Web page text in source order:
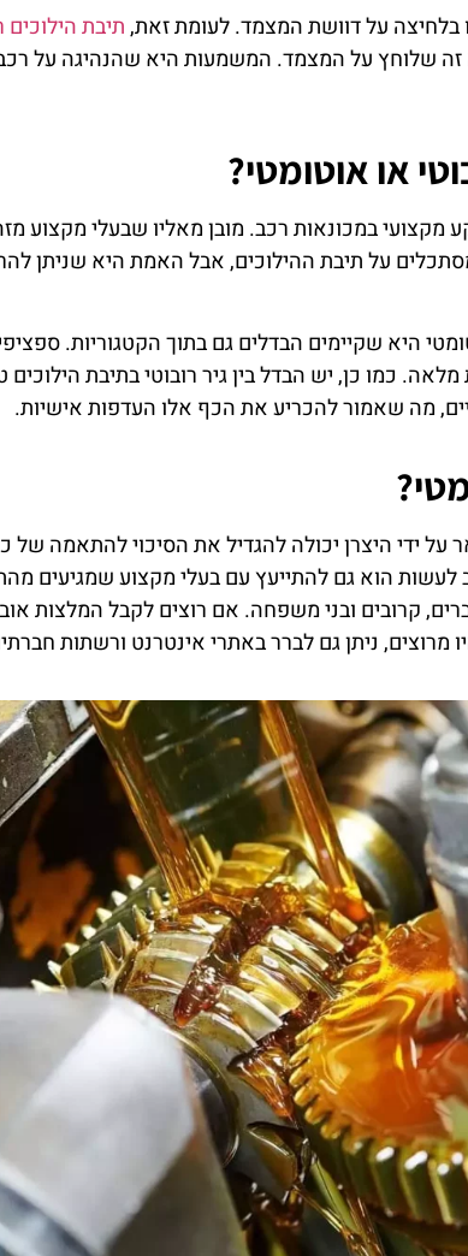
בלחיצה על דוושת המצמד. לעומת זאת,תיבת הילוכים
זה שלוחץ על המצמד. המשמעות היא שהנהיגה על רכב
או אוטומטי?
מקצועי במכונאות רכב. מובן מאליו שבעלי מקצוע
על תיבת ההילוכים, אבל האמת היא שניתן
היא שקיימים הבדלים גם בתוך הקטגוריות.
כמו כן, יש הבדל בין גיר רובוטי בתיבת הילוכים
מה שאמור להכריע את הכף אלו העדפות אישיות.
על ידי היצרן יכולה להגדיל את הסיכוי להתאמה של
הוא גם להתייעץ עם בעלי מקצוע שמגיעים
קרובים ובני משפחה. אם רוצים לקבל המלצות
מרוצים, ניתן גם לברר באתרי אינטרנט ורשתות